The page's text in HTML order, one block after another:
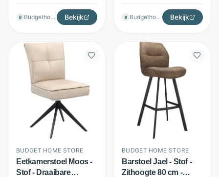
Home Store
B Budgethomestore Bekijk B Budgethomestore Bekijk
BUDGET HOME STORE
Eetkamerstoel Moos -
Stof - Draaibare
BUDGET HOME STORE
Barstoel Jael - Stof -
Zithoogte 80 cm -